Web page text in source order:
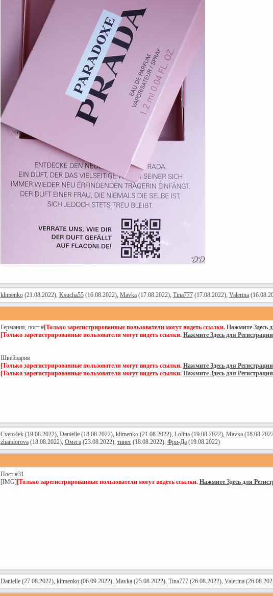
klimenko(21.08.2022), Ksucha55(16.08.2022), Mavka(17.08.2022), Tina777(17.08.2022), Valerina
Германия, пост #[Только зарегистрированные пользователи могут видеть ссылки. Нажмите Здесь
[Только зарегистрированные пользователи могут видеть ссылки. Нажмите Здесь для Регистрации
Швейцария
[Только зарегистрированные пользователи могут видеть ссылки. Нажмите Здесь для Регистрации
[Только зарегистрированные пользователи могут видеть ссылки. Нажмите Здесь для Регистрации
Cveto4ek(19.08.2022), Danielle(18.08.2022), klimenko(21.08.2022), Lolitta(19.08.2022), Mavka
zhandorova(18.08.2022), Омега(23.08.2022), тинес(18.08.2022), Фри-Да(19.08.2022)
Пост #31
[IMG] [Только зарегистрированные пользователи могут видеть ссылки. Нажмите Здесь для
Danielle(27.08.2022), klimenko(06.09.2022), Mavka(25.08.2022), Tina777(26.08.2022), Valerina